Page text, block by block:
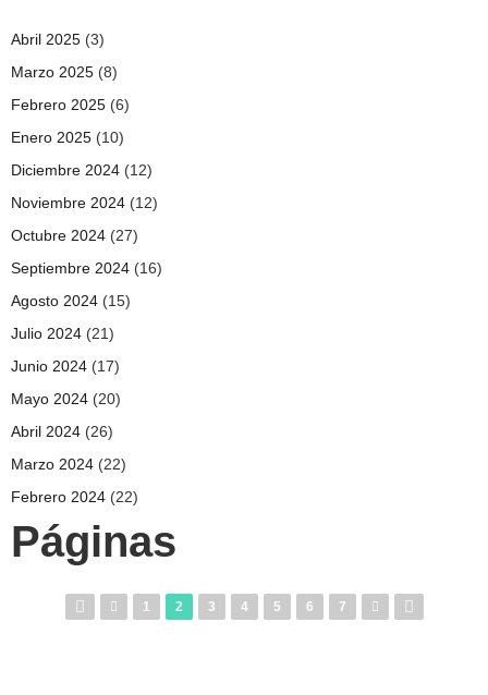
Abril 2025 (3)
Marzo 2025 (8)
Febrero 2025 (6)
Enero 2025 (10)
Diciembre 2024 (12)
Noviembre 2024 (12)
Octubre 2024 (27)
Septiembre 2024 (16)
Agosto 2024 (15)
Julio 2024 (21)
Junio 2024 (17)
Mayo 2024 (20)
Abril 2024 (26)
Marzo 2024 (22)
Febrero 2024 (22)
Páginas
1 2 3 4 5 6 7